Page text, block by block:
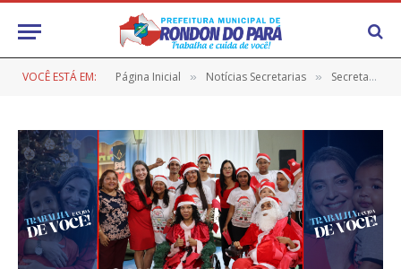
VOCÊ ESTÁ EM: Página Inicial » Notícias Secretarias » Secretaria de Cultura